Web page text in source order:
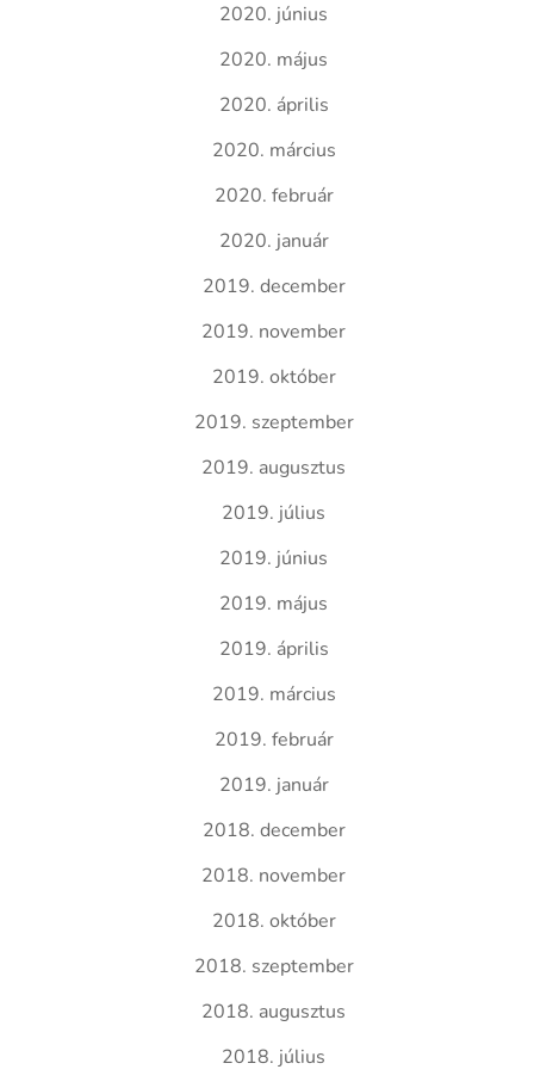
2020. június
2020. május
2020. április
2020. március
2020. február
2020. január
2019. december
2019. november
2019. október
2019. szeptember
2019. augusztus
2019. július
2019. június
2019. május
2019. április
2019. március
2019. február
2019. január
2018. december
2018. november
2018. október
2018. szeptember
2018. augusztus
2018. július